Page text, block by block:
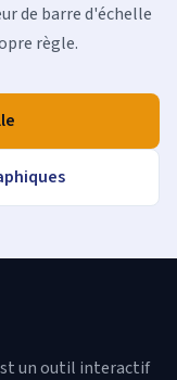
de barre d'échelle
règle.
un outil interactif